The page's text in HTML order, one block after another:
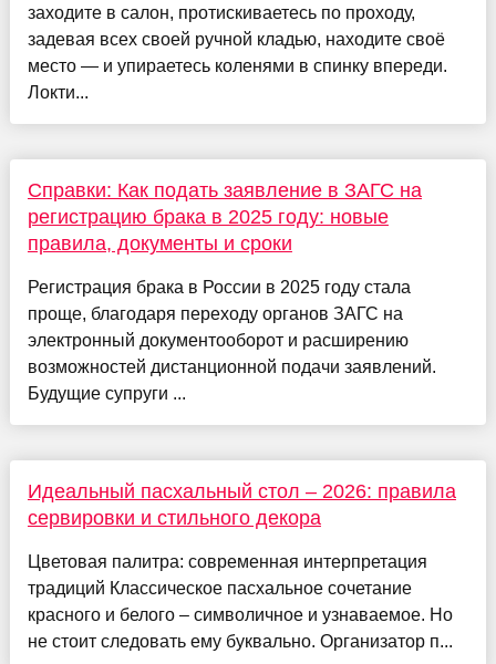
заходите в салон, протискиваетесь по проходу,
задевая всех своей ручной кладью, находите своё
место — и упираетесь коленями в спинку впереди.
Локти...
Справки: Как подать заявление в ЗАГС на
регистрацию брака в 2025 году: новые
правила, документы и сроки
Регистрация брака в России в 2025 году стала
проще, благодаря переходу органов ЗАГС на
электронный документооборот и расширению
возможностей дистанционной подачи заявлений.
Будущие супруги ...
Идеальный пасхальный стол – 2026: правила
сервировки и стильного декора
Цветовая палитра: современная интерпретация
традиций Классическое пасхальное сочетание
красного и белого – символичное и узнаваемое. Но
не стоит следовать ему буквально. Организатор п...